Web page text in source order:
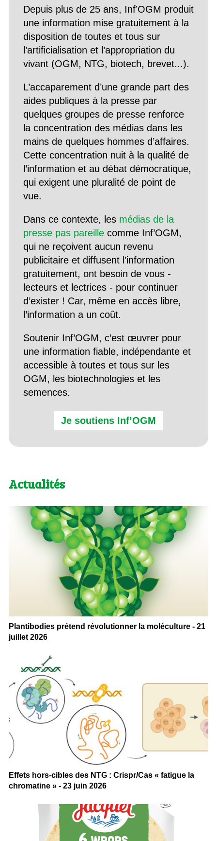
Depuis plus de 25 ans, Inf’OGM produit
une information mise gratuitement à la
disposition de toutes et tous sur
l’artificialisation et l’appropriation du
vivant (OGM, NTG, biotech, brevet...).
L’accaparement d’une grande part des
aides publiques à la presse par
quelques groupes de presse renforce
la concentration des médias dans les
mains de quelques hommes d’affaires.
Cette concentration nuit à la qualité de
l’information et au débat démocratique,
qui exigent une pluralité de point de
vue.
Dans ce contexte, les médias de la
presse pas pareillecomme Inf’OGM,
qui ne reçoivent aucun revenu
publicitaire et diffusent l’information
gratuitement, ont besoin de vous -
lecteurs et lectrices - pour continuer
d’exister ! Car, même en accès libre,
l’information a un coût.
Soutenir Inf’OGM, c’est œuvrer pour
une information fiable, indépendante et
accessible à toutes et tous sur les
OGM, les biotechnologies et les
semences.
Je soutiens Inf’OGM
Actualités
Plantibodies prétend révolutionner la moléculture - 21
juillet 2026
Effets hors-cibles des NTG : Crispr/Cas « fatigue la
chromatine » - 23 juin 2026